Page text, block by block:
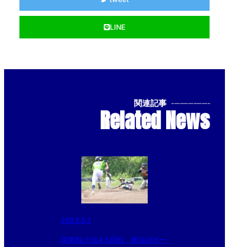
LINE
関連記事 --------------
Related News
2023.5.1
関東BL大会4.5回戦 横浜緑ボー